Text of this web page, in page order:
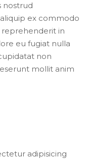
nostrud
ex commodo
reprehenderit in
eu fugiat nulla
non
mollit anim
adipisicing